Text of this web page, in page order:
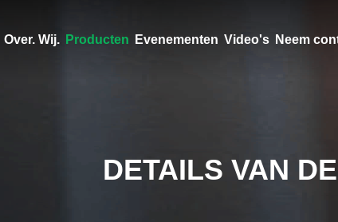
Over. Wij. Producten Evenementen Video's Neem
DETAILS VAN